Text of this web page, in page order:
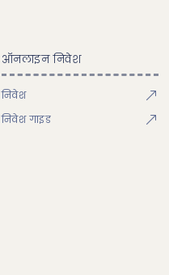
ऑनलाइन निवेश
निवेश
निवेश गाइड